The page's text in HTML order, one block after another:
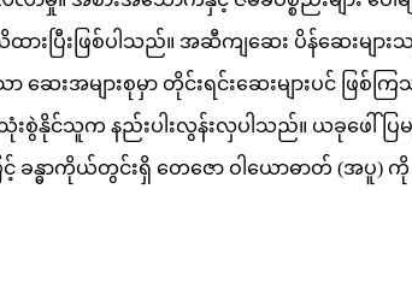
ားပြီးဖြစ်ပါသည်။ အဆီကျဆေး ပိန်ဆေးမျ
များစုမှာ တိုင်းရင်းဆေးများပင် ဖြစ်က
င့် သုံးစွဲနိုင်သူက နည်းပါးလွန်းလှပါသည်။ ယခုဖ
ခန္ဓာကိုယ်တွင်းရှိ တေဇော ဝါယောဓာတ် (အပူ)